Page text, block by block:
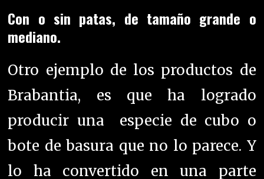
Con o sin patas, de tamaño grande o
mediano.
Otro ejemplo de los productos de
Brabantia, es que ha logrado
producir una especie de cubo o
bote de basura que no lo parece. Y
lo ha convertido en una parte